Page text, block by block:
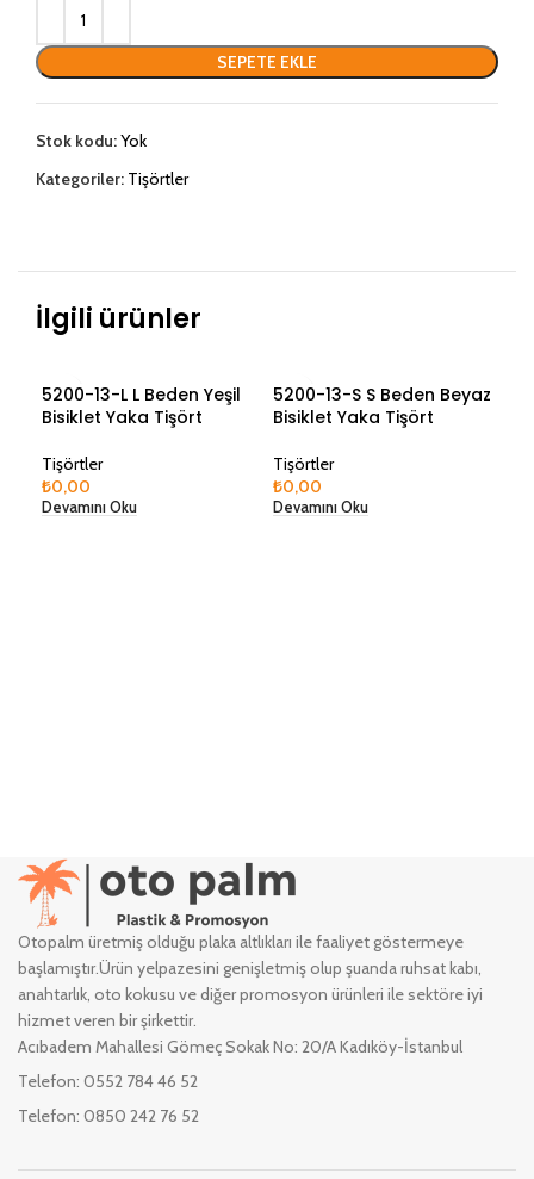
SEPETE EKLE
Stok kodu:Yok
Kategoriler: Tişörtler
İlgili ürünler
5200-13-L L Beden Yeşil
Bisiklet Yaka Tişört
Tişörtler
₺0,00
Devamını Oku
5200-13-S S Beden Beyaz
Bisiklet Yaka Tişört
Tişörtler
₺0,00
Devamını Oku
Otopalm üretmiş olduğu plaka altlıkları ile faaliyet göstermeye
başlamıştır.Ürün yelpazesini genişletmiş olup şuanda ruhsat kabı,
anahtarlık, oto kokusu ve diğer promosyon ürünleri ile sektöre iyi
hizmet veren bir şirkettir.
Acıbadem Mahallesi Gömeç Sokak No: 20/A Kadıköy-İstanbul
Telefon: 0552 784 46 52
Telefon: 0850 242 76 52